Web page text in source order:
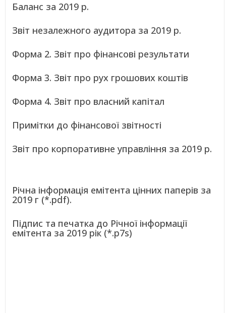
Баланс за 2019 р.
Звіт незалежного аудитора за 2019 р.
Форма 2. Звіт про фінансові результати
Форма 3. Звіт про рух грошових коштів
Форма 4. Звіт про власний капітал
Примітки до фінансової звітності
Звіт про корпоративне управління за 2019 р.
Річна інформація емітента цінних паперів за
2019 г (*.pdf).
Підпис та печатка до Річної інформації
емітента за 2019 рік (*.p7s)